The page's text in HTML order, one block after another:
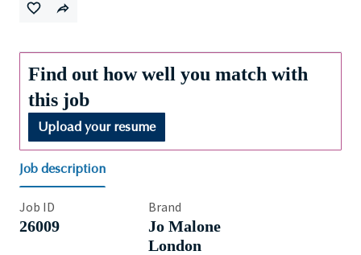
Find out how well you match with
this job
Upload your resume
Job description
Job ID
26009
Brand
Jo Malone
London